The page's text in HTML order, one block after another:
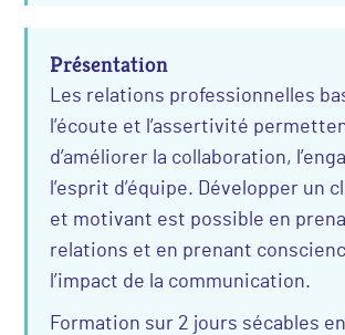
Présentation
Les relations professionnelles
l’écoute et l’assertivité
d’améliorer la collaboration,
l’esprit d’équipe. Développer un
et motivant est possible en
relations et en prenant
l’impact de la communication.
Formation sur 2 jours sécables